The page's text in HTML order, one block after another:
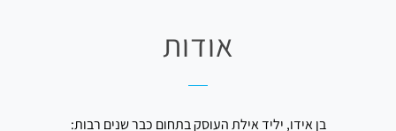
אודות
בן אידו, יליד אילת העוסק בתחום כבר שנים רבות: